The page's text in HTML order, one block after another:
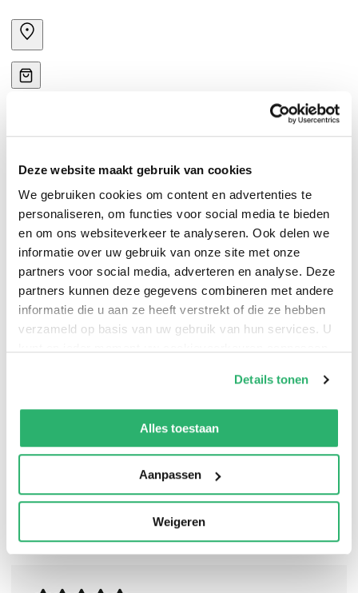
Deze website maakt gebruik van cookies
We gebruiken cookies om content en advertenties te
personaliseren, om functies voor social media te bieden
en om ons websiteverkeer te analyseren. Ook delen we
informatie over uw gebruik van onze site met onze
partners voor social media, adverteren en analyse. Deze
partners kunnen deze gegevens combineren met andere
informatie die u aan ze heeft verstrekt of die ze hebben
verzameld op basis van uw gebruik van hun services. U
kunnen ontvangen en verwerken.
Details tonen
Alles toestaan
Aanpassen
Weigeren
Here is the definitive edition of St. Teresa of Avila's
Interior Castle: translated by E. Allison Peers. This
mystic book is as inspirational and enlightening today
as it was when it was first written. St. Teresa lays out
the foundation for an ideal journey of faith. St. Teresa
was a reformer of the Carmelite Order and is
considered to be, along with Saint John of the Cross, a
that honor.